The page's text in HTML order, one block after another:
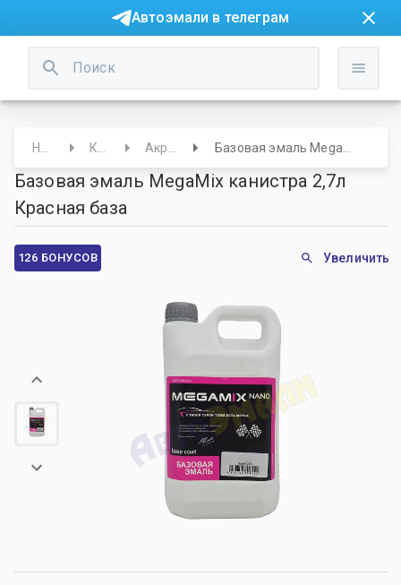
Автоэмали в телеграм
Базовая эмаль MegaMix канистра 2,7л
Красная база
126 БОНУСОВ Увеличить